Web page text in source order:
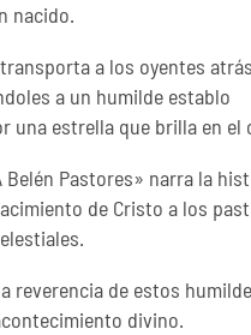
nacido.
a los oyentes
a un humilde establo
una estrella que brilla en el
Belén Pastores» narra la
de Cristo a los
reverencia de estos
divino.